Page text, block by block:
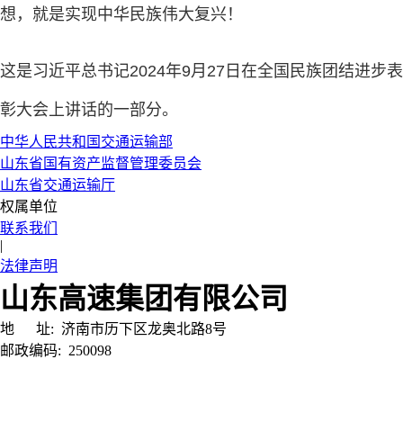
想，就是实现中华民族伟大复兴！
这是习近平总书记2024年9月 27 日在全国民族团结进步表
彰大会上讲话的一部分。
中华人民共和国交通运输部
山东省国有资产监督管理委员会
山东省交通运输厅
权属单位
联系我们
|
法律声明
山东高速集团有限公司
地 址: 济南市历下区龙奥北路8号
邮政编码: 250098